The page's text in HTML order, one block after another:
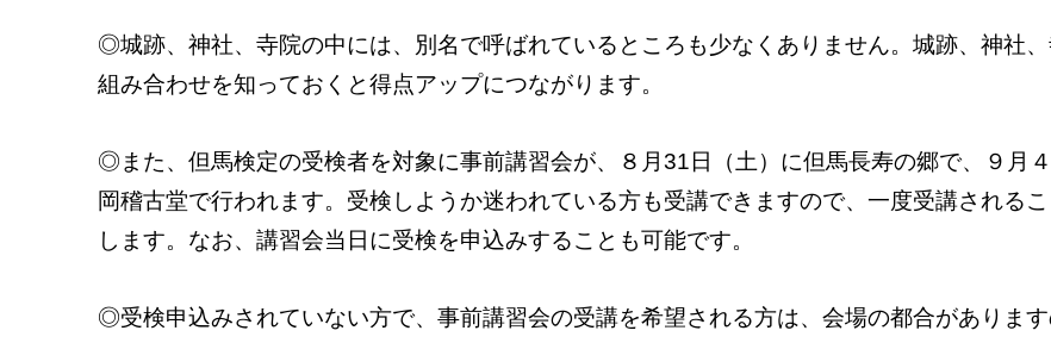
◎城跡、神社、寺院の中には、別名で呼ばれているところも少なくありません。城跡、神社
組み合わせを知っておくと得点アップにつながります。
◎また、但馬検定の受検者を対象に事前講習会が、８月31日（土）に但馬長寿の郷で、９月
岡稽古堂で行われます。受検しようか迷われている方も受講できますので、一度受講される
します。なお、講習会当日に受検を申込みすることも可能です。
◎受検申込みされていない方で、事前講習会の受講を希望される方は、会場の都合がありま